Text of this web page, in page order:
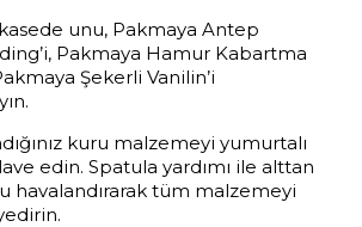
unu, Pakmaya Antep
Pakmaya Hamur Kabartma
Şekerli Vanilin’i
kuru malzemeyi yumurtalı
edin. Spatula yardımı ile alttan
havalandırarak tüm malzemeyi